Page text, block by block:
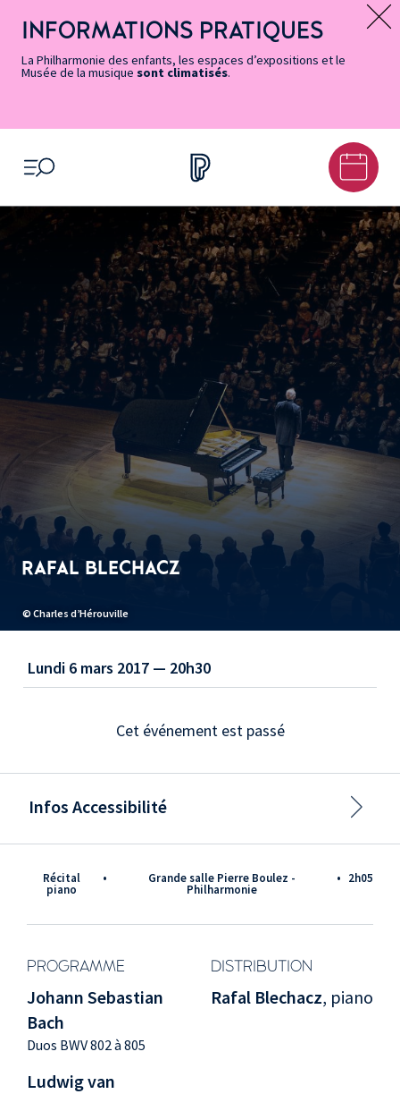
page
Accessibilité
accès
rapides
principal
contenu
principal
page
Message d’information
INFORMATIONS PRATIQUES
La Philharmonie des enfants, les espaces d’expositions et le
Musée de la musique sont climatisés.
OUVRIR LE MENU
© Charles d’Hérouville
RAFAL BLECHACZ
Récital
piano
• Grande salle Pierre Boulez -
Philharmonie
• 2h05
PROGRAMME DISTRIBUTION
Johann Sebastian
Bach
Duos BWV 802 à 805
Ludwig van
Rafal Blechacz, piano
Lundi 6 mars 2017 — 20h30
Cet événement est passé
Infos Accessibilité